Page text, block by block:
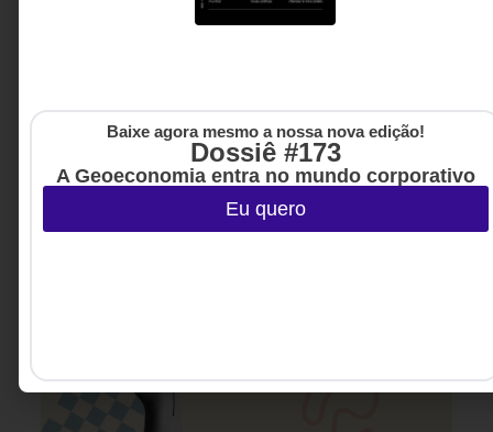
Baixe agora mesmo a nossa nova edição!
Dossiê #173
A Geoeconomia entra no mundo corporativo
Eu quero